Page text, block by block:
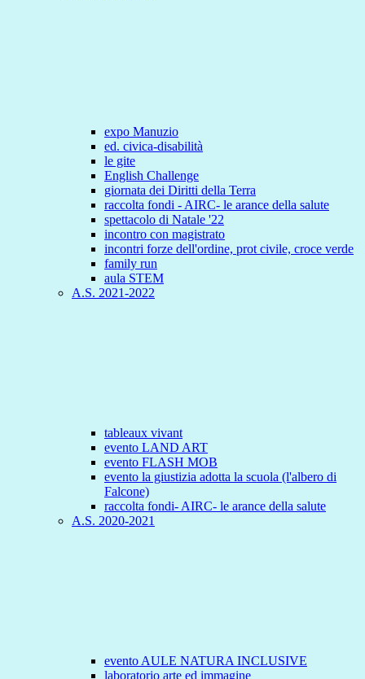
expo Manuzio
ed. civica-disabilità
le gite
English Challenge
giornata dei Diritti della Terra
raccolta fondi - AIRC- le arance della salute
spettacolo di Natale '22
incontro con magistrato
incontri forze dell'ordine, prot civile, croce verde
family run
aula STEM
A.S. 2021-2022
tableaux vivant
evento LAND ART
evento FLASH MOB
evento la giustizia adotta la scuola (l'albero di
Falcone)
raccolta fondi- AIRC- le arance della salute
A.S. 2020-2021
evento AULE NATURA INCLUSIVE
laboratorio arte ed immagine